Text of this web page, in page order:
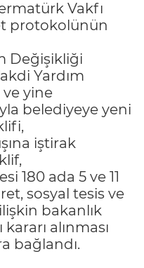
Vakfı
protokolünün
Değişikliği
Yardım
yine
belediyeye yeni
iştirak
180 ada 5 ve 11
sosyal tesis ve
bakanlık
alınması
bağlandı.